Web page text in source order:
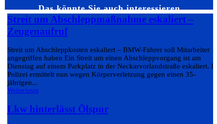
Das könnte Sie auch interessieren…
Streit um Abschleppmaßnahme eskaliert –
Zeugenaufruf
Streit um Abschleppkosten eskaliert – BMW-Fahrer soll Mitarbeiter
angegriffen haben Ein Streit um einen Abschleppvorgang ist am
Dienstag auf einem Parkplatz in der Neckarvorlandstraße eskaliert.
Polizei ermittelt nun wegen Körperverletzung gegen einen 35-
jährigen...
Weiterlesen
Lkw hinterlässt Ölspur